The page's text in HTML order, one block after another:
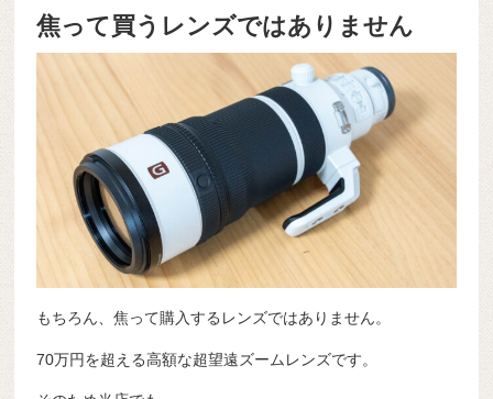
焦って買うレンズではありません
もちろん、焦って購入するレンズではありません。
70万円を超える高額な超望遠ズームレンズです。